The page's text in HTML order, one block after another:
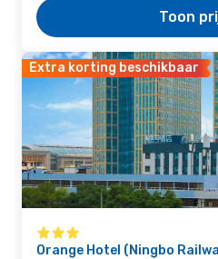
Toon
Extra korting beschikbaar
Orange Hotel (Ningbo